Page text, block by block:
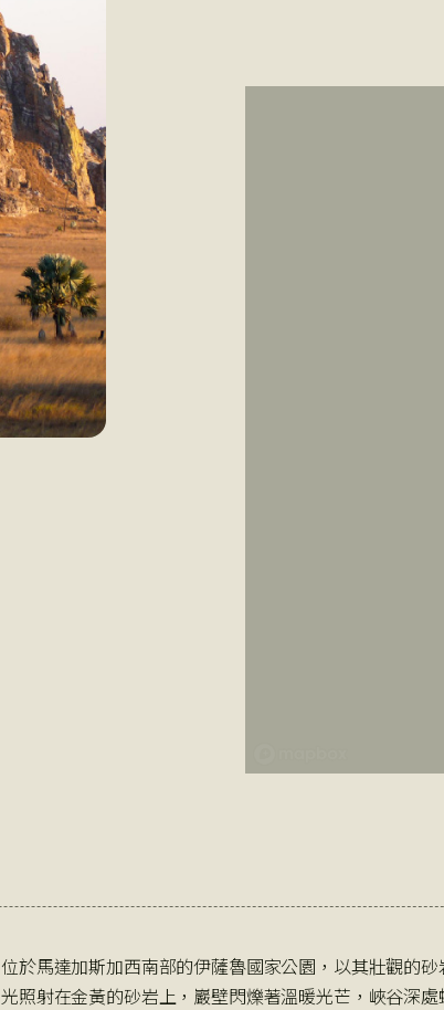
位於馬達加斯加西南部的伊薩魯國家公園，以其壯觀的
光照射在金黃的砂岩上，巖壁閃爍著溫暖光芒，峽谷深